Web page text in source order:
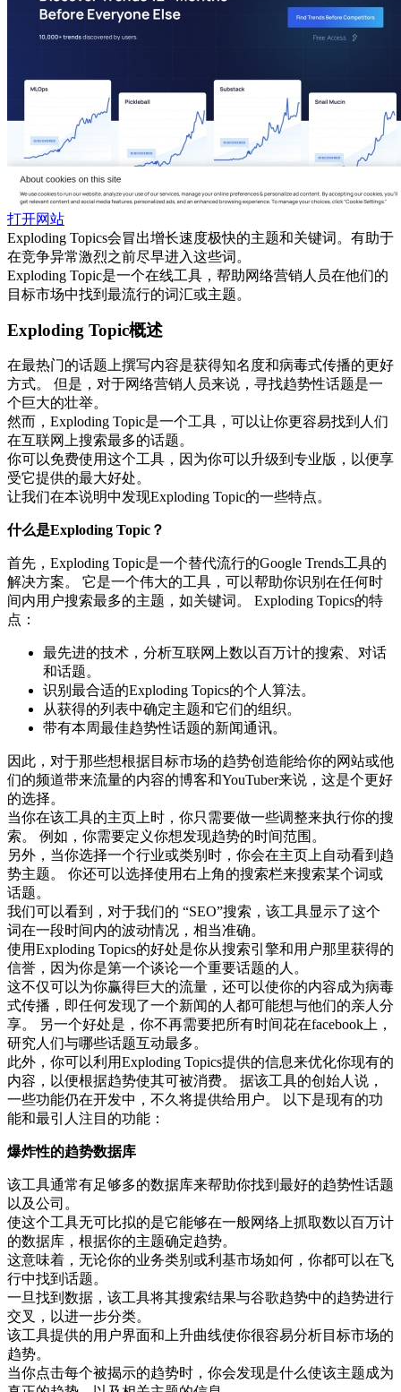
打开网站
Exploding Topics会冒出增长速度极快的主题和关键词。有助于
在竞争异常激烈之前尽早进入这些词。
Exploding Topic是一个在线工具，帮助网络营销人员在他们的
目标市场中找到最流行的词汇或主题。
Exploding Topic概述
在最热门的话题上撰写内容是获得知名度和病毒式传播的更好
方式。 但是，对于网络营销人员来说，寻找趋势性话题是一
个巨大的壮举。
然而，Exploding Topic是一个工具，可以让你更容易找到人们
在互联网上搜索最多的话题。
你可以免费使用这个工具，因为你可以升级到专业版，以便享
受它提供的最大好处。
让我们在本说明中发现Exploding Topic的一些特点。
什么是Exploding Topic？
首先，Exploding Topic是一个替代流行的Google Trends工具的
解决方案。 它是一个伟大的工具，可以帮助你识别在任何时
间内用户搜索最多的主题，如关键词。 Exploding Topics的特
点：
最先进的技术，分析互联网上数以百万计的搜索、对话
和话题。
识别最合适的Exploding Topics的个人算法。
从获得的列表中确定主题和它们的组织。
带有本周最佳趋势性话题的新闻通讯。
因此，对于那些想根据目标市场的趋势创造能给你的网站或他
们的频道带来流量的内容的博客和YouTuber来说，这是个更好
的选择。
当你在该工具的主页上时，你只需要做一些调整来执行你的搜
索。 例如，你需要定义你想发现趋势的时间范围。
另外，当你选择一个行业或类别时，你会在主页上自动看到趋
势主题。 你还可以选择使用右上角的搜索栏来搜索某个词或
话题。
我们可以看到，对于我们的 “SEO”搜索，该工具显示了这个
词在一段时间内的波动情况，相当准确。
使用Exploding Topics的好处是你从搜索引擎和用户那里获得的
信誉，因为你是第一个谈论一个重要话题的人。
这不仅可以为你赢得巨大的流量，还可以使你的内容成为病毒
式传播，即任何发现了一个新闻的人都可能想与他们的亲人分
享。 另一个好处是，你不再需要把所有时间花在facebook上，
研究人们与哪些话题互动最多。
此外，你可以利用Exploding Topics提供的信息来优化你现有的
内容，以便根据趋势使其可被消费。 据该工具的创始人说，
一些功能仍在开发中，不久将提供给用户。 以下是现有的功
能和最引人注目的功能：
爆炸性的趋势数据库
该工具通常有足够多的数据库来帮助你找到最好的趋势性话题
以及公司。
使这个工具无可比拟的是它能够在一般网络上抓取数以百万计
的数据库，根据你的主题确定趋势。
这意味着，无论你的业务类别或利基市场如何，你都可以在飞
行中找到话题。
一旦找到数据，该工具将其搜索结果与谷歌趋势中的趋势进行
交叉，以进一步分类。
该工具提供的用户界面和上升曲线使你很容易分析目标市场的
趋势。
当你点击每个被揭示的趋势时，你会发现是什么使该主题成为